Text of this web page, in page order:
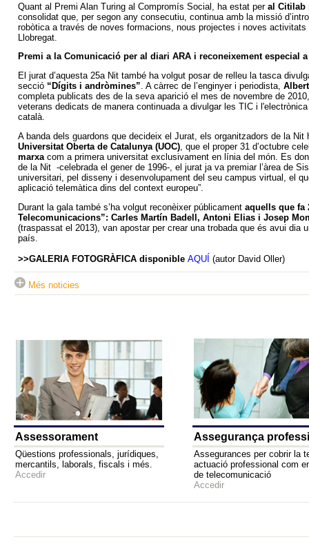
Quant al Premi Alan Turing al Compromís Social, ha estat per al Citilab
consolidat que, per segon any consecutiu, continua amb la missió
robòtica a través de noves formacions, nous projectes i noves
Llobregat.
Premi a la Comunicació per al diari ARA i reconeixement especial
El jurat d’aquesta 25a Nit també ha volgut posar de relleu la tasca
secció “Dígits i andròmines”. A càrrec de l’enginyer i periodista,
completa publicats des de la seva aparició el mes de novembre de
veterans dedicats de manera continuada a divulgar les TIC i
català.
A banda dels guardons que decideix el Jurat, els organitzadors de la
Universitat Oberta de Catalunya (UOC) , que el proper 31 d’octubre
marxa com a primera universitat exclusivament en línia del món. Es
de la Nit -celebrada el gener de 1996-, el jurat ja va premiar l’àrea de
universitari, pel disseny i desenvolupament del seu campus virtual, el
aplicació telemàtica dins del context europeu”.
Durant la gala també s’ha volgut reconèixer públicament aquells que fa
Telecomunicacions”: Carles Martín Badell, Antoni Elias i Josep
(traspassat el 2013), van apostar per crear una trobada que és avui dia
país.
>>GALERIA FOTOGRÀFICA disponible AQUÍ (autor David Oller)
Més noticies
Assessorament Assegurança
Qüestions professionals, jurídiques,
mercantils, laborals, fiscals i més.
Accedir
Assegurances per cobrir la
actuació professional com
de telecomunicació
Accedir